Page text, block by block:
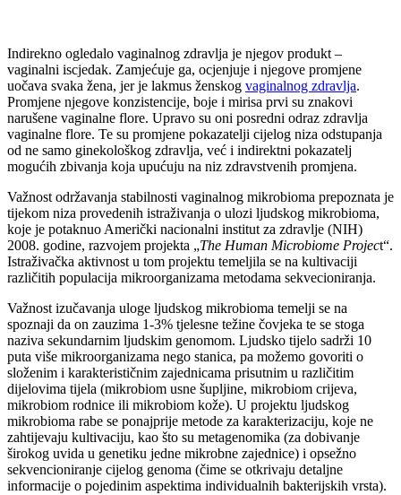
Indirekno ogledalo vaginalnog zdravlja je njegov produkt –
vaginalni iscjedak. Zamjećuje ga, ocjenjuje i njegove promjene
uočava svaka žena, jer je lakmus ženskog vaginalnog zdravlja.
Promjene njegove konzistencije, boje i mirisa prvi su znakovi
narušene vaginalne flore. Upravo su oni posredni odraz zdravlja
vaginalne flore. Te su promjene pokazatelji cijelog niza odstupanja
od ne samo ginekološkog zdravlja, već i indirektni pokazatelj
mogućih zbivanja koja upućuju na niz zdravstvenih promjena.
Važnost održavanja stabilnosti vaginalnog mikrobioma prepoznata je
tijekom niza provedenih istraživanja o ulozi ljudskog mikrobioma,
koje je potaknuo Američki nacionalni institut za zdravlje (NIH)
2008. godine, razvojem projekta „The Human Microbiome Project“.
Istraživačka aktivnost u tom projektu temeljila se na kultivaciji
različitih populacija mikroorganizama metodama sekvecioniranja.
Važnost izučavanja uloge ljudskog mikrobioma temelji se na
spoznaji da on zauzima 1-3% tjelesne težine čovjeka te se stoga
naziva sekundarnim ljudskim genomom. Ljudsko tijelo sadrži 10
puta više mikroorganizama nego stanica, pa možemo govoriti o
složenim i karakterističnim zajednicama prisutnim u različitim
dijelovima tijela (mikrobiom usne šupljine, mikrobiom crijeva,
mikrobiom rodnice ili mikrobiom kože). U projektu ljudskog
mikrobioma rabe se ponajprije metode za karakterizaciju, koje ne
zahtijevaju kultivaciju, kao što su metagenomika (za dobivanje
širokog uvida u genetiku jedne mikrobne zajednice) i opsežno
sekvencioniranje cijelog genoma (čime se otkrivaju detaljne
informacije o pojedinim aspektima individualnih bakterijskih vrsta).